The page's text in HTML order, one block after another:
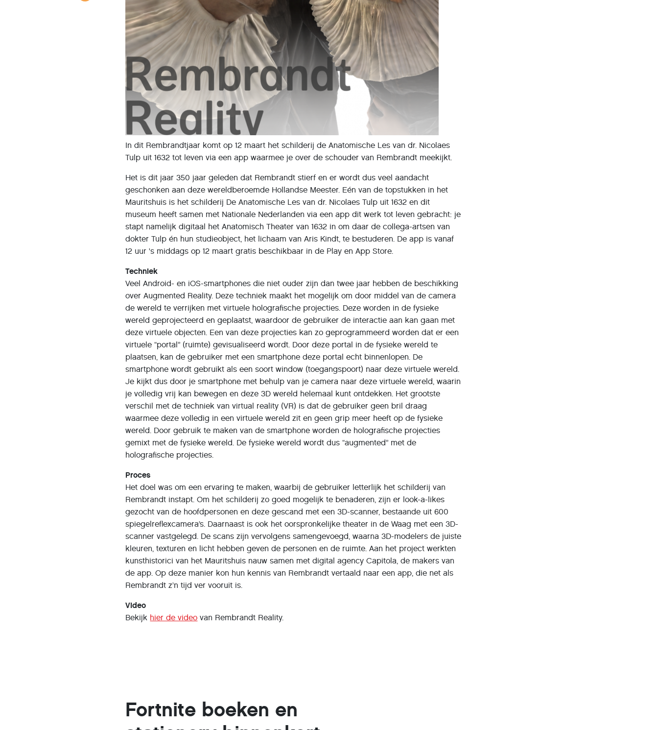
In dit Rembrandtjaar komt op 12 maart het schilderij de Anatomische Les van dr. Nicolaes
Tulp uit 1632 tot leven via een app waarmee je over de schouder van Rembrandt meekijkt.
Het is dit jaar 350 jaar geleden dat Rembrandt stierf en er wordt dus veel aandacht
geschonken aan deze wereldberoemde Hollandse Meester. Eén van de topstukken in het
Mauritshuis is het schilderij De Anatomische Les van dr. Nicolaes Tulp uit 1632 en dit
museum heeft samen met Nationale Nederlanden via een app dit werk tot leven gebracht: je
stapt namelijk digitaal het Anatomisch Theater van 1632 in om daar de collega-artsen van
dokter Tulp én hun studieobject, het lichaam van Aris Kindt, te bestuderen. De app is vanaf
12 uur 's middags op 12 maart gratis beschikbaar in de Play en App Store.
Techniek
Veel Android- en iOS-smartphones die niet ouder zijn dan twee jaar hebben de beschikking
over Augmented Reality. Deze techniek maakt het mogelijk om door middel van de camera
de wereld te verrijken met virtuele holografische projecties. Deze worden in de fysieke
wereld geprojecteerd en geplaatst, waardoor de gebruiker de interactie aan kan gaan met
deze virtuele objecten. Een van deze projecties kan zo geprogrammeerd worden dat er een
virtuele “portal” (ruimte) gevisualiseerd wordt. Door deze portal in de fysieke wereld te
plaatsen, kan de gebruiker met een smartphone deze portal echt binnenlopen. De
smartphone wordt gebruikt als een soort window (toegangspoort) naar deze virtuele wereld.
Je kijkt dus door je smartphone met behulp van je camera naar deze virtuele wereld, waarin
je volledig vrij kan bewegen en deze 3D wereld helemaal kunt ontdekken. Het grootste
verschil met de techniek van virtual reality (VR) is dat de gebruiker geen bril draag
waarmee deze volledig in een virtuele wereld zit en geen grip meer heeft op de fysieke
wereld. Door gebruik te maken van de smartphone worden de holografische projecties
gemixt met de fysieke wereld. De fysieke wereld wordt dus “augmented” met de
holografische projecties.
Proces
Het doel was om een ervaring te maken, waarbij de gebruiker letterlijk het schilderij van
Rembrandt instapt. Om het schilderij zo goed mogelijk te benaderen, zijn er look-a-likes
gezocht van de hoofdpersonen en deze gescand met een 3D-scanner, bestaande uit 600
spiegelreflexcamera’s. Daarnaast is ook het oorspronkelijke theater in de Waag met een 3D-
scanner vastgelegd. De scans zijn vervolgens samengevoegd, waarna 3D-modelers de juiste
kleuren, texturen en licht hebben geven de personen en de ruimte. Aan het project werkten
kunsthistorici van het Mauritshuis nauw samen met digital agency Capitola, de makers van
de app. Op deze manier kon hun kennis van Rembrandt vertaald naar een app, die net als
Rembrandt z’n tijd ver vooruit is.
Video
Bekijk hier de video van Rembrandt Reality.
Fortnite boeken en